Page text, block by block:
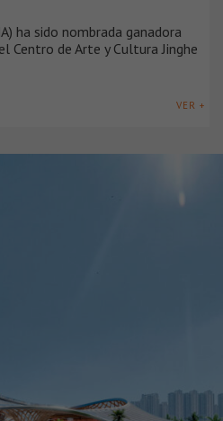
ha sido nombrada ganadora
Centro de Arte y Cultura Jinghe
VER +